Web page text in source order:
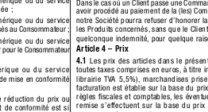
;
ou du service
au Consommateur ;
ou du service
le Consommateur
ou du service
mise en conformité
réduction du prix ou
de conformité est si
Dans le cas où un Client passe une
avoir procédé au paiement de la (les)
notre Société pourra refuser d’honorer
les Produits concernés, sans que le
quelconque indemnité, pour quelque
Article 4 – Prix
4.1
Les prix des articles dans le
toutes taxes comprises en euros, à titre
librairie TVA 5,5%), marchandises
facturation est établie sur la base du
règles ﬁscales et comptables, les
remise s’effectuent sur la base du prix